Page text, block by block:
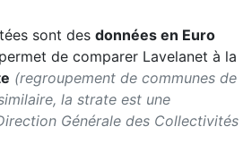
sont des données en Euro
de comparer Lavelanet à la
(regroupement de communes de
la strate est une
Générale des Collectivités